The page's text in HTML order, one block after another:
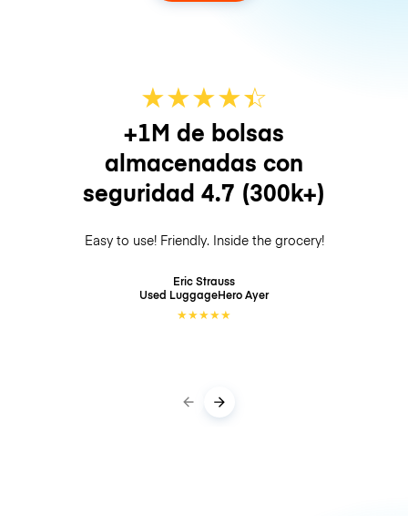
★★★★☆
★
+1M de bolsas
almacenadas con
seguridad 4.7 (300k+)
Easy to use! Friendly. Inside the grocery!
Eric Strauss
Used LuggageHeroAyer
★★★★★